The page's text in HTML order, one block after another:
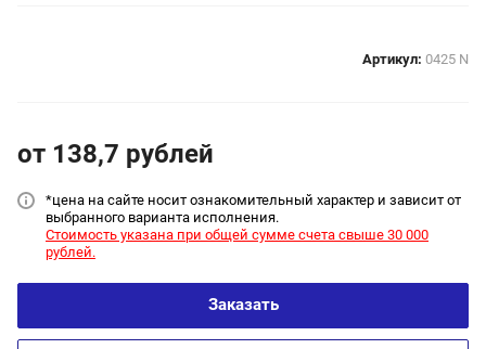
Артикул: 0425 N
от 138,7 рублей
*цена на сайте носит ознакомительный характер и зависит от
выбранного варианта исполнения.
Стоимость указана при общей сумме счета свыше 30 000
рублей.
Заказать